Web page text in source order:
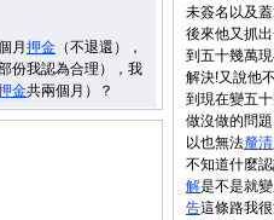
月 押金 （不退還），
份我認為合理），我
金共兩個月）？
未簽名以及
後來他又抓
到五十幾萬
解決!又說他
到現在變五
做沒做的問
以也無法釐清
不知道什麼
解是不是就
告這條路我